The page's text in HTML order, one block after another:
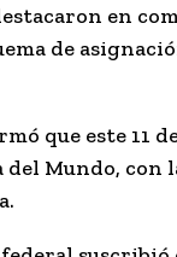
en
de
que este 11
Mundo, con